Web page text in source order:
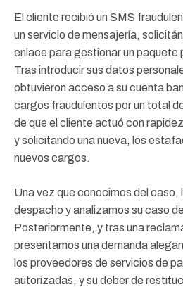
El cliente recibió un SMS
un servicio de mensajería,
enlace para gestionar un paquete
Tras introducir sus datos
obtuvieron acceso a su cuenta
cargos fraudulentos por un total
de que el cliente actuó con
y solicitando una nueva, los
nuevos cargos.
Una vez que conocimos del caso,
despacho y analizamos su caso
Posteriormente, y tras una
presentamos una demanda
los proveedores de servicios de
autorizadas, y su deber de